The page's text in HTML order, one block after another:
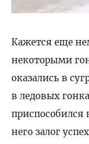
Кажется еще
некоторыми
оказались в
в ледовых
приспособился
него залог